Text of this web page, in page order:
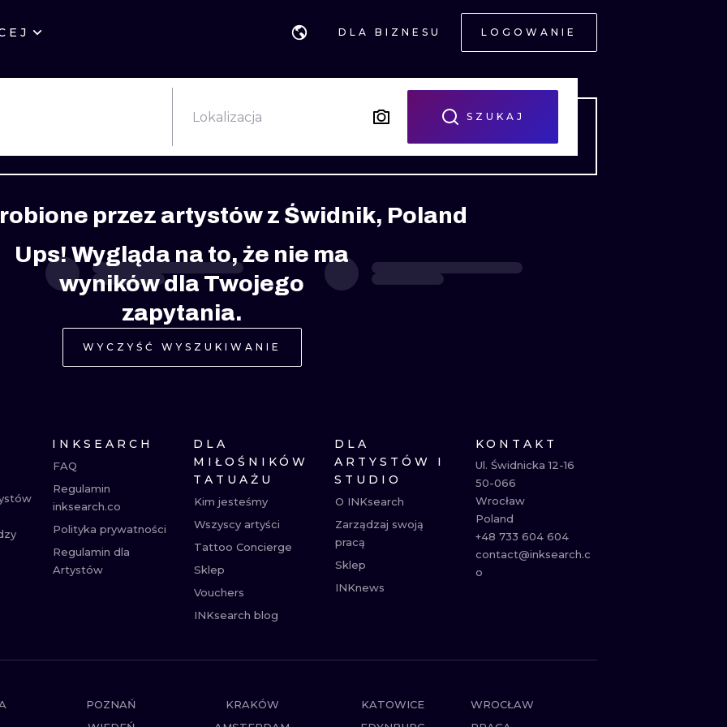
DLA BIZNESU LOGOWANIE
EDYNBURG
STYLE GEOMETRYCZNE
KALIGRAFIA
NEW SCHOOL
BIOMECHANIKA NEO TRADYCYJNE
TRIBAL IGNORANT
RYCINOWE KONTURY
KRESKÓWKOWE DOTWORK
Lokalizacja SZUKAJ
przez artystów z Świdnik, Poland
Ups! Wygląda na to, że nie ma
wyników dla Twojego
zapytania.
WYCZYŚĆ WYSZUKIWANIE
INKSEARCH
FAQ
Regulamin
inksearch.co
Polityka prywatności
Regulamin dla
Artystów
DLA
MIŁOŚNIKÓW
TATUAŻU
Kim jesteśmy
Wszyscy artyści
Tattoo Concierge
Sklep
Vouchers
INKsearch blog
DLA
ARTYSTÓW I
STUDIO
O INKsearch
Zarządzaj swoją
pracą
Sklep
INKnews
KONTAKT
Ul. Świdnicka 12-16
50-066
Wrocław
Poland
+48 733 604 604
contact@inksearch.c
o
POZNAŃ KRAKÓW KATOWICE
WROCŁAW